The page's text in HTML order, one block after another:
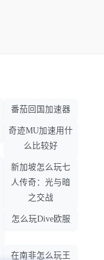
番茄回国加速器
奇迹MU加速用什
么比较好
新加坡怎么玩七
人传奇：光与暗
之交战
怎么玩Dive欧服
在南非怎么玩王